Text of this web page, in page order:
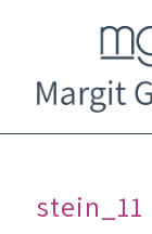
stein_11